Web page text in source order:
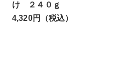
け ２４０ｇ
4,320円（税込）